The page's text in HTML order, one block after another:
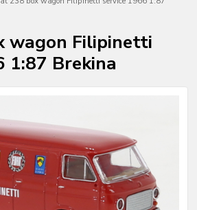
wagon Filipinetti
1:87 Brekina